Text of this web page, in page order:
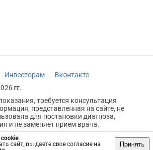
cookie.
сайт, вы даете свое согласие на
Принять
Инвесторам
Вконтакте
гг.
требуется консультация
представленная на сайте, не
для постановки диагноза,
и не заменяет прием врача.
18+